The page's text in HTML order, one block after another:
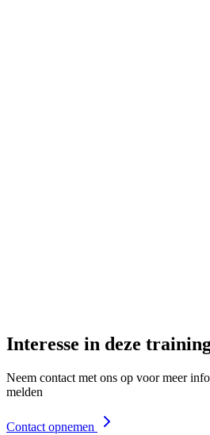
Interesse in deze
Neem contact met ons op voor meer
melden
Contact opnemen